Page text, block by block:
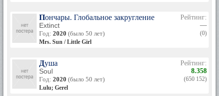
Пончары. Глобальное закругление
Extinct
Год: 2020 (было 50 лет)
Mrs. Sun / Little Girl
Рейтинг:
—
(0)
Душа
Soul
Год: 2020 (было 50 лет)
Lulu; Gerel
Рейтинг:
8.358
(650 152)